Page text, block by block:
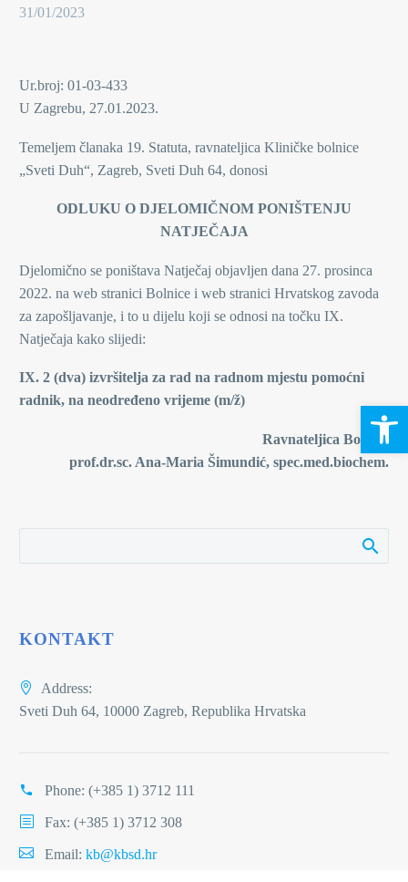
31/01/2023
Ur.broj: 01-03-433
U Zagrebu, 27.01.2023.
Temeljem članaka 19. Statuta, ravnateljica Kliničke bolnice
„Sveti Duh“, Zagreb, Sveti Duh 64, donosi
ODLUKU O DJELOMIČNOM PONIŠTENJU
NATJEČAJA
Djelomično se poništava Natječaj objavljen dana 27. prosinca
2022. na web stranici Bolnice i web stranici Hrvatskog zavoda
za zapošljavanje, i to u dijelu koji se odnosi na točku IX.
Natječaja kako slijedi:
IX. 2 (dva) izvršitelja za rad na radnom mjestu pomoćni
radnik, na neodređeno vrijeme (m/ž)
Ravnateljica Bolnice
prof.dr.sc. Ana-Maria Šimundić, spec.med.biochem.
KONTAKT
Address:
Sveti Duh 64, 10000 Zagreb, Republika Hrvatska
Phone: (+385 1) 3712 111
Fax: (+385 1) 3712 308
Email: kb@kbsd.hr